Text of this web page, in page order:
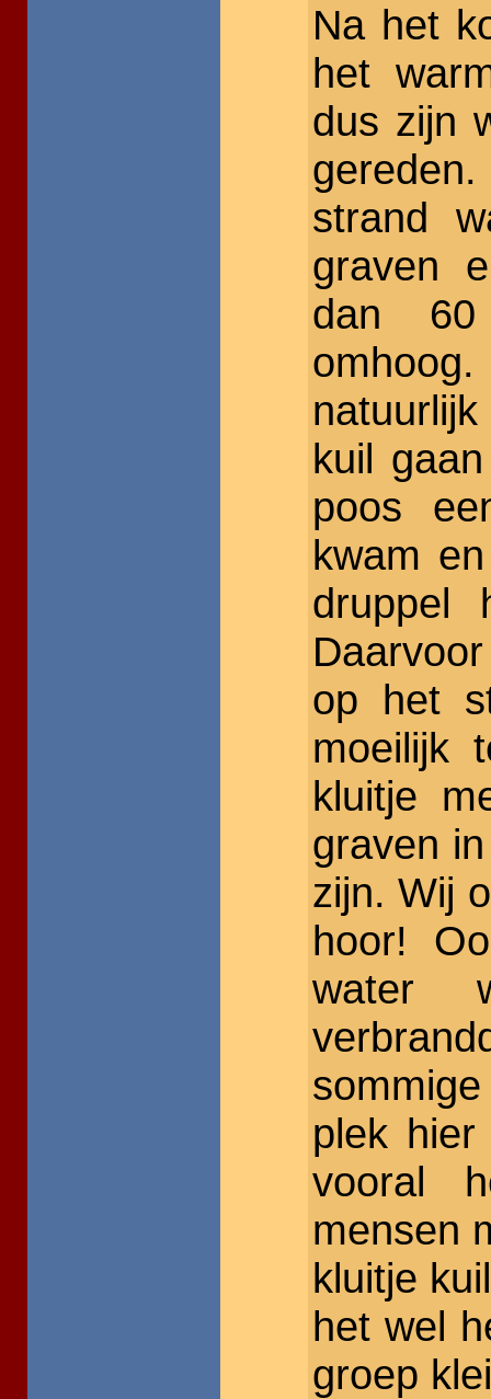
Na het
het
dus zijn
strand
graven
dan 60
kuil
poos
kwam
druppel
op het
moeilijk
kluitje
graven
zijn. Wij
hoor!
water
plek
vooral
mensen
kluitje
het wel
groep